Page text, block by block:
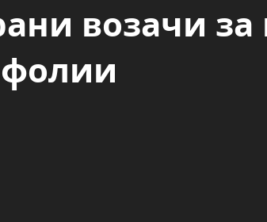
возачи за